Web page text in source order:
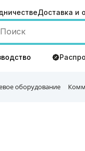
Доставка и
оборудование